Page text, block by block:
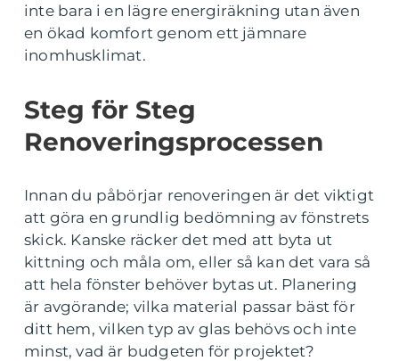
inte bara i en lägre energiräkning utan även
en ökad komfort genom ett jämnare
inomhusklimat.
Steg för Steg
Renoveringsprocessen
Innan du påbörjar renoveringen är det viktigt
att göra en grundlig bedömning av fönstrets
skick. Kanske räcker det med att byta ut
kittning och måla om, eller så kan det vara så
att hela fönster behöver bytas ut. Planering
är avgörande; vilka material passar bäst för
ditt hem, vilken typ av glas behövs och inte
minst, vad är budgeten för projektet?